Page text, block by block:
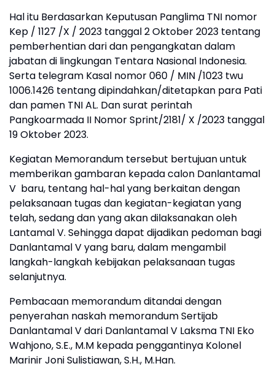
Hal itu Berdasarkan Keputusan Panglima TNI nomor
Kep / 1127 /X / 2023 tanggal 2 Oktober 2023 tentang
pemberhentian dari dan pengangkatan dalam
jabatan di lingkungan Tentara Nasional Indonesia.
Serta telegram Kasal nomor 060 / MIN /1023 twu
1006.1426 tentang dipindahkan/ditetapkan para Pati
dan pamen TNI AL. Dan surat perintah
Pangkoarmada II Nomor Sprint/2181/ X /2023 tanggal
19 Oktober 2023.
Kegiatan Memorandum tersebut bertujuan untuk
memberikan gambaran kepada calon Danlantamal
V baru, tentang hal-hal yang berkaitan dengan
pelaksanaan tugas dan kegiatan-kegiatan yang
telah, sedang dan yang akan dilaksanakan oleh
Lantamal V. Sehingga dapat dijadikan pedoman bagi
Danlantamal V yang baru, dalam mengambil
langkah-langkah kebijakan pelaksanaan tugas
selanjutnya.
Pembacaan memorandum ditandai dengan
penyerahan naskah memorandum Sertijab
Danlantamal V dari Danlantamal V Laksma TNI Eko
Wahjono, S.E., M.M kepada penggantinya Kolonel
Marinir Joni Sulistiawan, S.H., M.Han.